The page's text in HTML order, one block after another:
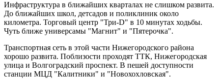
Инфраструктура в ближайших кварталах не слишком развита.
До ближайших школ, детсадов и поликлиник около
километра. Торговый центр "Три-D" в 10 минутах ходьбы.
Чуть ближе универсамы "Магнит" и "Пятерочка".
Транспортная сеть в этой части Нижегородского района
хорошо развита. Поблизости проходят ТТК, Нижегородская
улица и Волгоградский проспект. В пешей доступности
станции МЦД "Калитники" и "Новохохловская".